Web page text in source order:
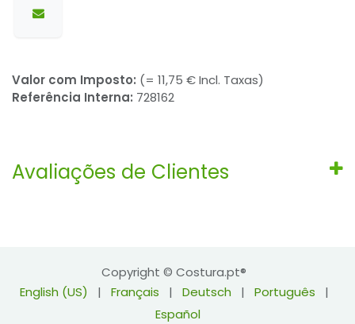
Valor com Imposto: (= 11,75 € Incl. Taxas)
Referência Interna: 728162
Avaliações de Clientes
Copyright © Costura.pt®
English (US)
| Français | Deutsch | Português
|
Español